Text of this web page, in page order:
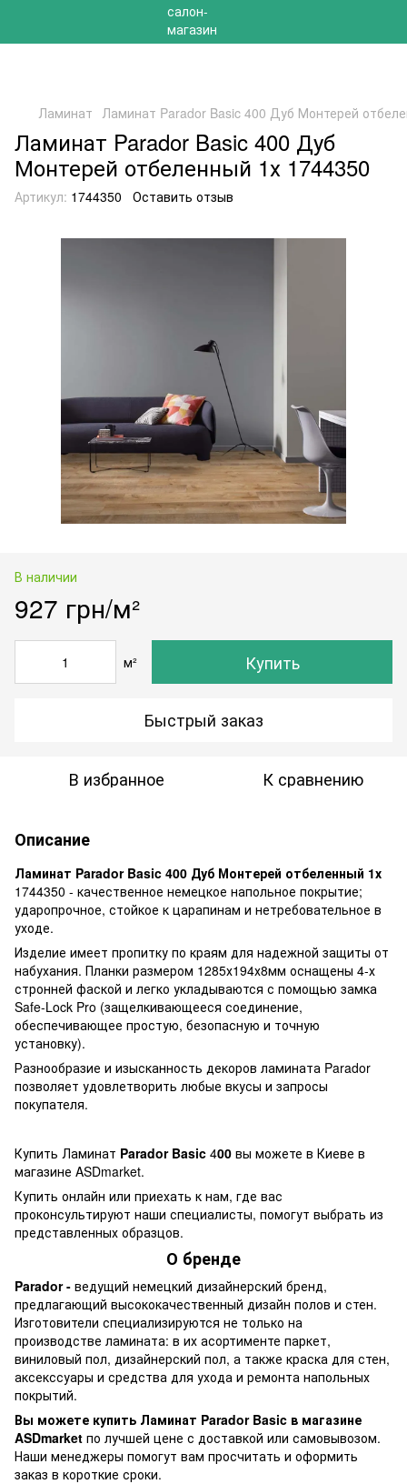
Ламинат Ламинат Parador Basic 400 Дуб Монтерей
Ламинат Parador Basic 400 Дуб
Монтерей отбеленный 1х 1744350
Артикул: 1744350 Оставить отзыв
В наличии
927 грн/м²
м² Купить
Быстрый заказ
В избранное К сравнению
Описание
Ламинат Parador Basic 400 Дуб Монтерей отбеленный 1х
1744350 - качественное немецкое напольное покрытие;
ударопрочное, стойкое к царапинам и нетребовательное в
уходе.
Изделие имеет пропитку по краям для надежной защиты от
набухания. Планки размером 1285х194х8мм оснащены 4-х
стронней фаской и легко укладываются с помощью замка
Safe-Lock Pro (защелкивающееся соединение,
обеспечивающее простую, безопасную и точную
установку).
Разнообразие и изысканность декоров ламината Parador
позволяет удовлетворить любые вкусы и запросы
покупателя.
Купить Ламинат Parador Basic 400 вы можете в Киеве в
магазине ASDmarket.
Купить онлайн или приехать к нам, где вас
проконсультируют наши специалисты, помогут выбрать из
представленных образцов.
О бренде
Parador - ведущий немецкий дизайнерский бренд,
предлагающий высококачественный дизайн полов и стен.
Изготовители специализируются не только на
производстве ламината: в их асортименте паркет,
виниловый пол, дизайнерский пол, а также краска для стен,
аксекссуары и средства для ухода и ремонта напольных
покрытий.
Вы можете купить Ламинат Parador Basic в магазине
ASDmarket по лучшей цене с доставкой или самовывозом.
Наши менеджеры помогут вам просчитать и оформить
заказ в короткие сроки.